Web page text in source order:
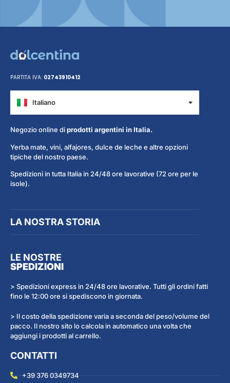
PARTITA IVA: 02743910412
Italiano
Español
Negozio online diprodotti argentini in Italia.
Yerba mate, vini, alfajores, dulce de leche e altre opzioni
tipiche del nostro paese.
Spedizioni in tutta Italia in 24/48 ore lavorative (72 ore per le
isole).
LA NOSTRA STORIA
LE NOSTRE
SPEDIZIONI
> Spedizioni express in 24/48 ore lavorative. Tutti gli ordini fatti
fino le 12:00 ore si spediscono in giornata.
> Il costo della spedizione varia a seconda del peso/volume del
pacco. Il nostro sito lo calcola in automatico una volta che
aggiungi i prodotti al carrello.
CONTATTI
+39 376 0349734